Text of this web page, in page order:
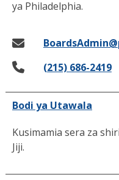
ya Philadelphia.
(215) 686-2419
Bodi ya Utawala
Kusimamia sera za
Jiji.